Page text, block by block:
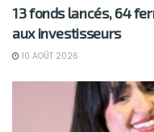
13 fonds lancés, 64
aux investisseurs
10 AOÛT 2026